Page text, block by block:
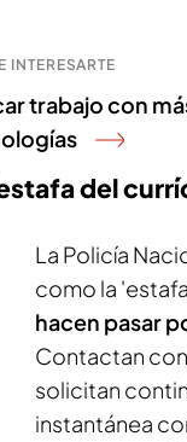
INTERESARTE
trabajo con
del
La Policía
como la
hacen pasar
Contactan
solicitan
instantánea